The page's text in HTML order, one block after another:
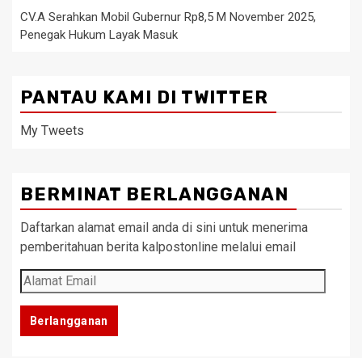
CV.A Serahkan Mobil Gubernur Rp8,5 M November 2025,
Penegak Hukum Layak Masuk
PANTAU KAMI DI TWITTER
My Tweets
BERMINAT BERLANGGANAN
Daftarkan alamat email anda di sini untuk menerima
pemberitahuan berita kalpostonline melalui email
Alamat
Email
Berlangganan